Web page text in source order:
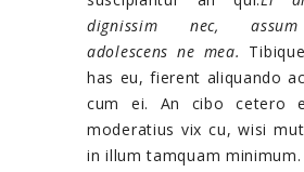
dignissim nec,
adolescens ne mea.
has eu, fierent aliquando
cum ei. An cibo cetero
moderatius vix cu, wisi
in illum tamquam minimum.